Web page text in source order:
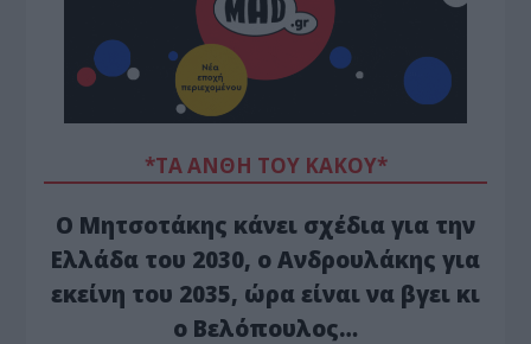
*ΤΑ ΆΝΘΗ ΤΟΥ ΚΑΚΟΎ*
Ο Μητσοτάκης κάνει σχέδια για την
Ελλάδα του 2030, ο Ανδρουλάκης για
εκείνη του 2035, ώρα είναι να βγει κι
ο Βελόπουλος…